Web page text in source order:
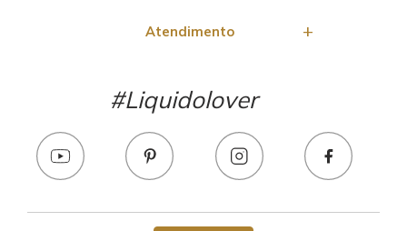
Atendimento
#Liquidolover